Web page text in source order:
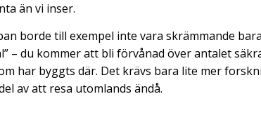
än vi inser.
borde till exempel inte vara skrämmande
– du kommer att bli förvånad över antalet
har byggts där. Det krävs bara lite mer
av att resa utomlands ändå.